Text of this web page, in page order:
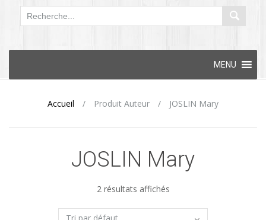
content
MENU
Accueil / Produit Auteur / JOSLIN Mary
JOSLIN Mary
2 résultats affichés